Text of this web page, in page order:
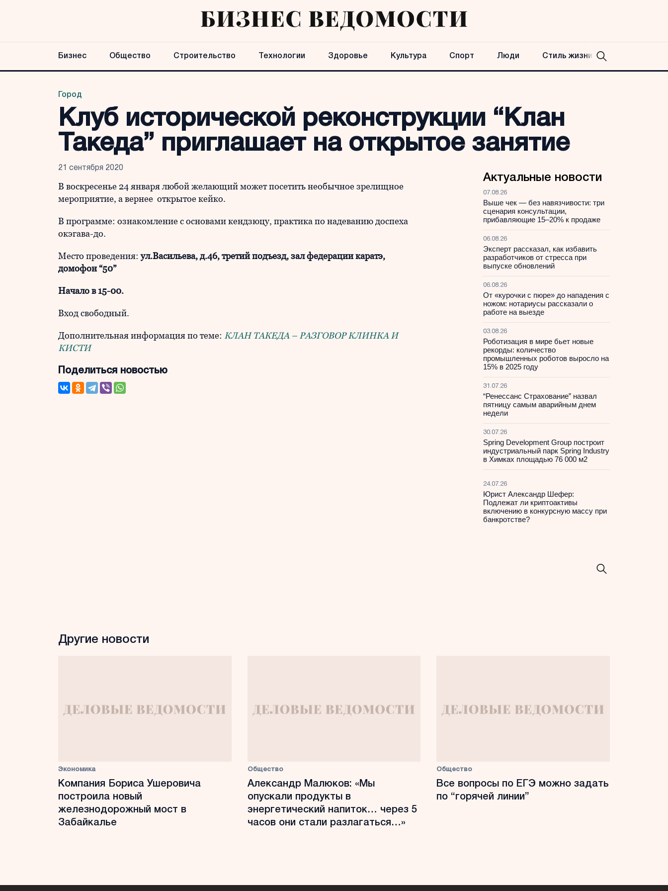
Бизнес Общество Строительство Технологии Здоровье Культура Спорт Люди Стиль жизни
Город
Клуб исторической реконструкции “Клан
Такеда” приглашает на открытое занятие
21 сентября 2020
В воскресенье 24 января любой желающий может посетить необычное зрелищное
мероприятие, а вернее открытое кейко.
В программе: ознакомление с основами кендзюцу, практика по надеванию доспеха
окэгава-до.
Место проведения:ул.Васильева, д.46, третий подъезд, зал федерации каратэ,
домофон “50”
Начало в 15-00.
Вход свободный.
Дополнительная информация по теме: КЛАН ТАКЕДА – РАЗГОВОР КЛИНКА И
КИСТИ
Поделиться новостью
Актуальные новости
07.08.26
Выше чек — без навязчивости: три
сценария консультации,
прибавляющие 15–20% к продаже
06.08.26
Эксперт рассказал, как избавить
разработчиков от стресса при
выпуске обновлений
06.08.26
От «курочки с пюре» до нападения с
ножом: нотариусы рассказали о
работе на выезде
03.08.26
Роботизация в мире бьет новые
рекорды: количество
промышленных роботов выросло на
15% в 2025 году
31.07.26
“Ренессанс Страхование” назвал
пятницу самым аварийным днем
недели
30.07.26
Spring Development Group построит
индустриальный парк Spring Industry
в Химках площадью 76 000 м2
24.07.26
Юрист Александр Шефер:
Подлежат ли криптоактивы
включению в конкурсную массу при
банкротстве?
Другие новости
Экономика
Компания Бориса Ушеровича
построила новый
железнодорожный мост в
Забайкалье
Общество
Александр Малюков: «Мы
опускали продукты в
энергетический напиток… через 5
часов они стали разлагаться…»
Общество
Все вопросы по ЕГЭ можно задать
по “горячей линии”